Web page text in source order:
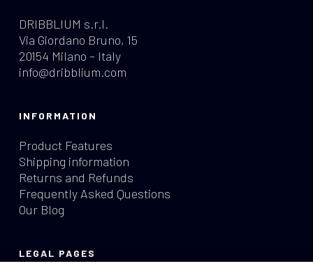
DRIBBLIUM s.r.l.
Via Giordano Bruno, 15
20154 Milano – Italy
info@dribblium.com
INFORMATION
Product Features
Shipping information
Returns and Refunds
Frequently Asked Questions
Our Blog
LEGAL PAGES